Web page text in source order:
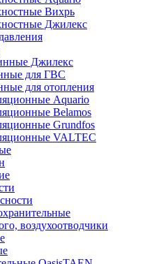
Вихрь
Джилекс
Джилекс
для ГВС
для отопления
Aquario
Belamos
Grundfos
VALTEC
воздухоотводчики